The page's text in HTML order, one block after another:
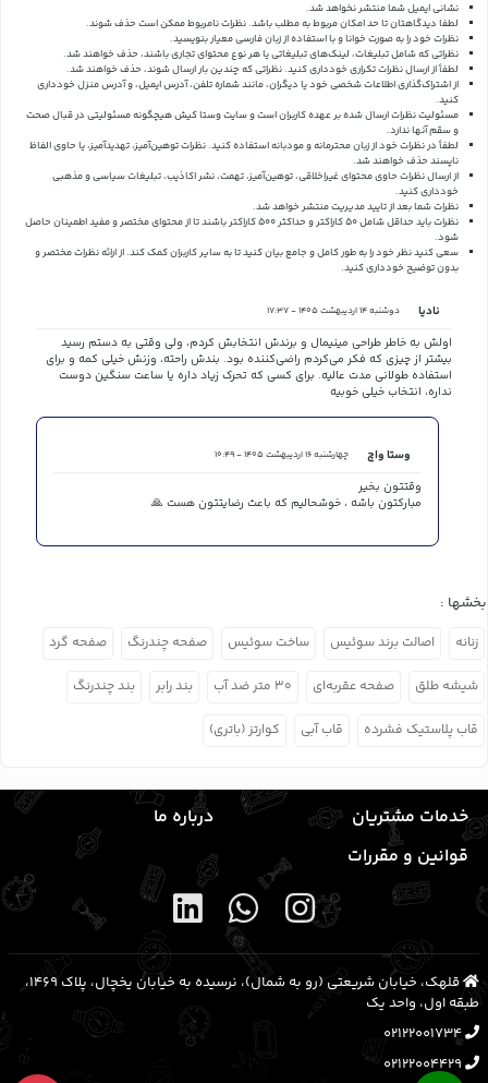
نشانی ایمیل شما منتشر نخواهد شد.
لطفا دیدگاهتان تا حد امکان مربوط به مطلب باشد. نظرات نامربوط ممکن است حذف شوند.
نظرات خود را به صورت خوانا و با استفاده از زبان فارسی معیار بنویسید.
نظراتی که شامل تبلیغات، لینک‌های تبلیغاتی یا هر نوع محتوای تجاری باشند، حذف خواهند شد.
لطفاً از ارسال نظرات تکراری خودداری کنید. نظراتی که چندین بار ارسال شوند، حذف خواهند شد.
از اشتراک‌گذاری اطلاعات شخصی خود یا دیگران، مانند شماره تلفن، آدرس ایمیل، و آدرس منزل خودداری
کنید.
مسئولیت نظرات ارسال شده بر عهده کاربران است و سایت وستا کیش هیچگونه مسئولیتی در قبال صحت
و سقم آنها ندارد.
لطفاً در نظرات خود از زبان محترمانه و مودبانه استفاده کنید. نظرات توهین‌آمیز، تهدیدآمیز، یا حاوی الفاظ
ناپسند حذف خواهند شد.
از ارسال نظرات حاوی محتوای غیراخلاقی، توهین‌آمیز، تهمت، نشر اکاذیب، تبلیغات سیاسی و مذهبی
خودداری کنید.
نظرات شما بعد از تایید مدیریت منتشر خواهد شد.
نظرات باید حداقل شامل 50 کاراکتر و حداکثر 500 کاراکتر باشند تا از محتوای مختصر و مفید اطمینان حاصل
شود.
سعی کنید نظر خود را به طور کامل و جامع بیان کنید تا به سایر کاربران کمک کند.از ارائه نظرات مختصر و
بدون توضیح خودداری کنید.
نادیا دوشنبه 14 اردیبهشت 1405 - 17:37
اولش به خاطر طراحی مینیمال و برندش انتخابش کردم، ولی وقتی به دستم رسید
بیشتر از چیزی که فکر می‌کردم راضی‌کننده بود. بندش راحته، وزنش خیلی کمه و برای
استفاده طولانی مدت عالیه. برای کسی که تحرک زیاد داره یا ساعت سنگین دوست
نداره، انتخاب خیلی خوبیه
وستا واچ چهارشنبه 16 اردیبهشت 1405 - 10:49
وقتتون بخیر
مبارکتون باشه ، خوشحالیم که باعث رضایتتون هست 🙏
بخشها :
زنانه اصالت برند سوئیس ساخت سوئیس صفحه چندرنگ صفحه گرد
شیشه طلق صفحه عقربه‌ای ۳۰ متر ضد آب بند رابر بند چندرنگ
قاب پلاستیک فشرده قاب آبی کوارتز (باتری)
خدمات مشتریان
درباره ما
قوانین و مقررات
قلهک، خیابان شریعتی (رو به شمال)، نرسیده به خیابان یخچال، پلاک ۱۴۶۹،
طبقه اول، واحد یک
02122001734
02122004429